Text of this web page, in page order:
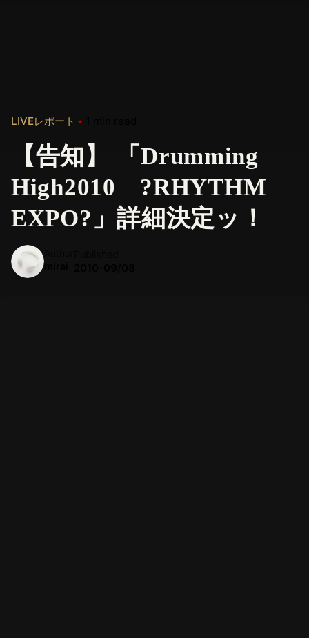
LIVEレポート
【告知】 「Drumming
High2010 ?RHYTHM
EXPO?」詳細決定ッ！